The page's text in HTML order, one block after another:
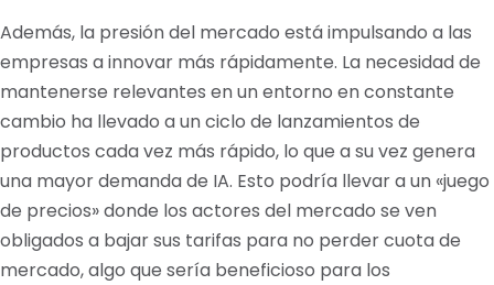
Además, la presión del mercado está impulsando a las
empresas a innovar más rápidamente. La necesidad de
mantenerse relevantes en un entorno en constante
cambio ha llevado a un ciclo de lanzamientos de
productos cada vez más rápido, lo que a su vez genera
una mayor demanda de IA. Esto podría llevar a un «juego
de precios» donde los actores del mercado se ven
obligados a bajar sus tarifas para no perder cuota de
mercado, algo que sería beneficioso para los